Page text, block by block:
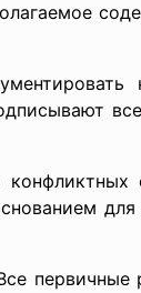
для
первичные